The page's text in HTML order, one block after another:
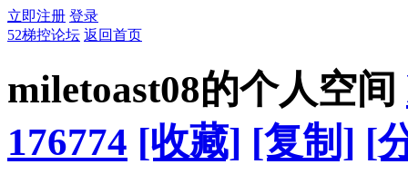
立即注册 登录
52梯控论坛 返回首页
miletoast08的个人空间
176774 [收藏] [复制] [